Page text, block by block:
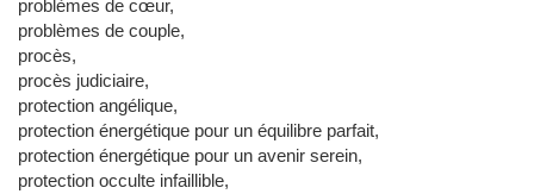
problèmes de cœur,
problèmes de couple,
procès,
procès judiciaire,
protection angélique,
protection énergétique pour un équilibre parfait,
protection énergétique pour un avenir serein,
protection occulte infaillible,